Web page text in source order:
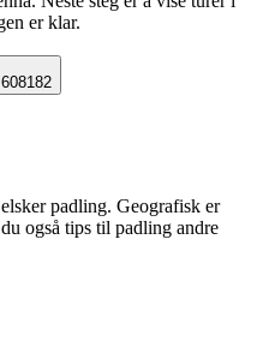
er klar.
padling. Geografisk er
også tips til padling andre